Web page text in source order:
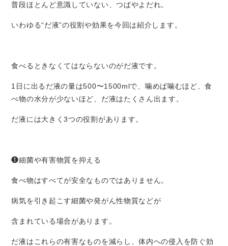
普段ほとんど意識していない、つばやよだれ。
いわゆる“だ液”の役割や効果を今回は紹介します。
食べるときなくてはならないのがだ液です。
1 日に出るだ液の量は500〜1500mlで、噛めば噛むほど、食
べ物の水分が少ないほど、だ液はたくさん出ます。
だ液には大きく3つの役割があります。
❶細菌や有害物質を抑える
食べ物はすべてが安全なものではありません。
病気を引き起こす細菌や発がん性物質などが
含まれている場合があります。
だ液はこれらの有害なものを減らし、体内への侵入を防ぐ効